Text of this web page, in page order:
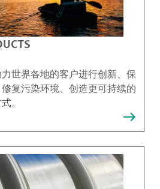
世界各地的客户进行创新、保
复污染环境、创造更可持续的
。